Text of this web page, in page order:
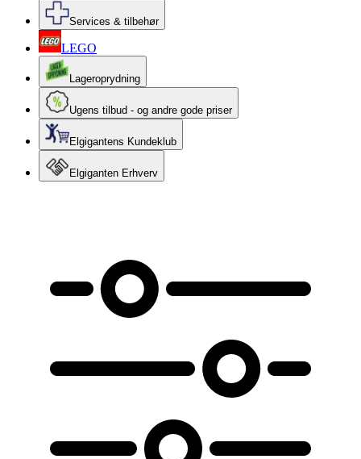
Services & tilbehør
LEGO
Lageroprydning
Ugens tilbud - og andre gode priser
Elgigantens Kundeklub
Elgiganten Erhverv